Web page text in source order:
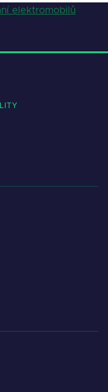
elektromobilů